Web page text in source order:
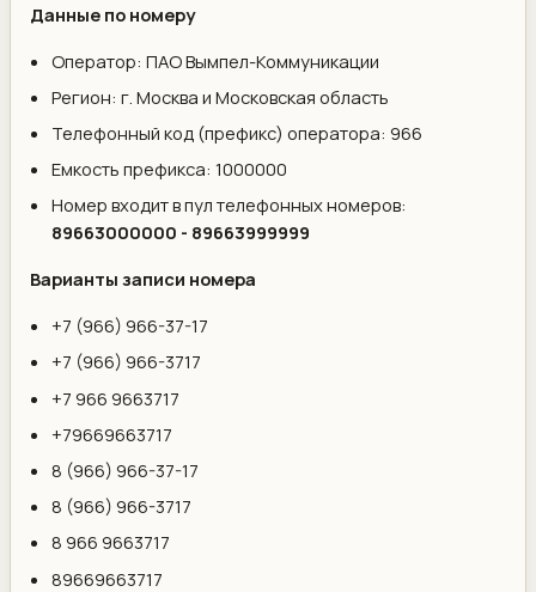
Данные по номеру
Оператор: ПАО Вымпел-Коммуникации
Регион: г. Москва и Московская область
Телефонный код (префикс) оператора: 966
Емкость префикса: 1000000
Номер входит в пул телефонных номеров:
89663000000 - 89663999999
Варианты записи номера
+7 (966) 966-37-17
+7 (966) 966-3717
+7 966 9663717
+79669663717
8 (966) 966-37-17
8 (966) 966-3717
8 966 9663717
89669663717